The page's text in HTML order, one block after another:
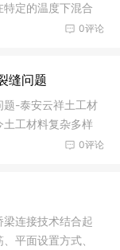
定的温度下混合
0评论
缝问题
题-泰安云祥土工材
工材料复杂多样
0评论
连接技术结合起
平面设置方式、